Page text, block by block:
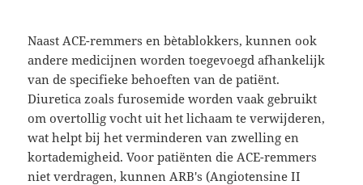
Naast ACE-remmers en bètablokkers, kunnen ook
andere medicijnen worden toegevoegd afhankelijk
van de specifieke behoeften van de patiënt.
Diuretica zoals furosemide worden vaak gebruikt
om overtollig vocht uit het lichaam te verwijderen,
wat helpt bij het verminderen van zwelling en
kortademigheid. Voor patiënten die ACE-remmers
niet verdragen, kunnen ARB's (Angiotensine II